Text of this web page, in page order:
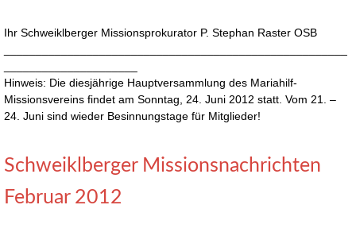
Ihr Schweiklberger Missionsprokurator P. Stephan Raster OSB
Hinweis: Die diesjährige Hauptversammlung des Mariahilf-
Missionsvereins findet am Sonntag, 24. Juni 2012 statt. Vom 21. –
24. Juni sind wieder Besinnungstage für Mitglieder!
Schweiklberger Missionsnachrichten
Februar 2012